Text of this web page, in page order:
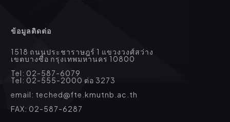
ข้อมูลติดต่อ
1518 ถนนประชาราษฎร์ 1 แขวงวงศ์สว่าง
เขตบางซื่อ กรุงเทพมหานคร 10800
Tel: 02-587-6079
Tel: 02-555-2000 ต่อ 3273
email: teched@fte.kmutnb.ac.th
FAX: 02-587-6287